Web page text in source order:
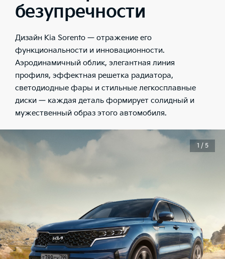
безупречности
Дизайн Kia Sorento — отражение его
функциональности и инновационности.
Аэродинамичный облик, элегантная линия
профиля, эффектная решетка радиатора,
светодиодные фары и стильные легкосплавные
диски — каждая деталь формирует солидный и
мужественный образ этого автомобиля.
1 / 5